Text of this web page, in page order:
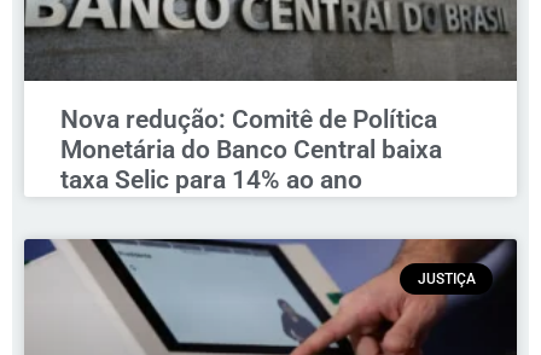
Nova redução: Comitê de Política
Monetária do Banco Central baixa
taxa Selic para 14% ao ano
JUSTIÇA